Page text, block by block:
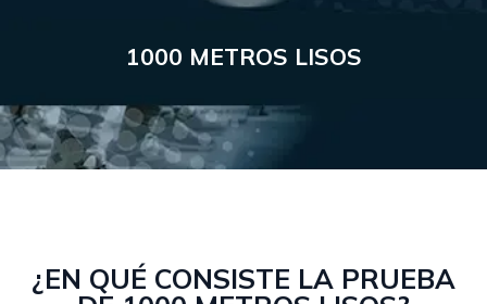
1000 METROS LISOS
¿EN QUÉ CONSISTE LA PRUEBA